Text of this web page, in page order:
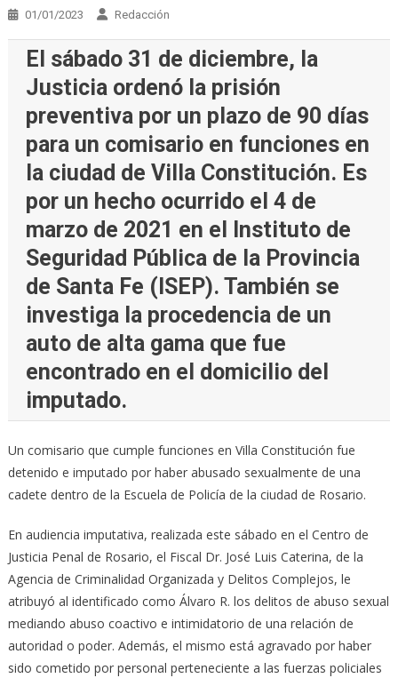
01/01/2023 Redacción
El sábado 31 de diciembre, la
Justicia ordenó la prisión
preventiva por un plazo de 90 días
para un comisario en funciones en
la ciudad de Villa Constitución. Es
por un hecho ocurrido el 4 de
marzo de 2021 en el Instituto de
Seguridad Pública de la Provincia
de Santa Fe (ISEP). También se
investiga la procedencia de un
auto de alta gama que fue
encontrado en el domicilio del
imputado.
Un comisario que cumple funciones en Villa Constitución fue
detenido e imputado por haber abusado sexualmente de una
cadete dentro de la Escuela de Policía de la ciudad de Rosario.
En audiencia imputativa, realizada este sábado en el Centro de
Justicia Penal de Rosario, el Fiscal Dr. José Luis Caterina, de la
Agencia de Criminalidad Organizada y Delitos Complejos, le
atribuyó al identificado como Álvaro R. los delitos de abuso sexual
mediando abuso coactivo e intimidatorio de una relación de
autoridad o poder. Además, el mismo está agravado por haber
sido cometido por personal perteneciente a las fuerzas policiales